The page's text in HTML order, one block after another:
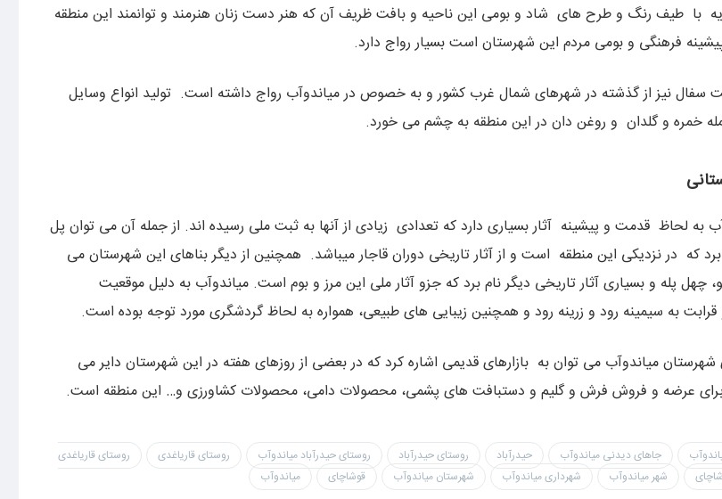
با طیف رنگ و طرح های شاد و بومی این ناحیه و بافت ظریف آن که هنر دست زنان هنرمند و توانمند این منطقه
فرهنگی و بومی مردم این شهرستان است بسیار رواج دارد.
نیز از گذشته در شهرهای شمال غرب کشور و به خصوص در میاندوآب رواج داشته است. تولید انواع وسایل
خمره و گلدان و روغن دان در این منطقه به چشم می خورد.
به لحاظ قدمت و پیشینه آثار بسیاری دارد که تعدادی زیادی از آنها به ثبت ملی رسیده اند. از جمله آن می توان پل
برد که در نزدیکی این منطقه است و از آثار تاریخی دوران قاجار میباشد. همچنین از دیگر بناهای این شهرستان می
چهل پله و بسیاری آثار تاریخی دیگر نام برد که جزو آثار ملی این مرز و بوم است. میاندوآب به دلیل موقعیت
قرابت به سیمینه رود و زرینه رود و همچنین زیبایی های طبیعی، همواره به لحاظ گردشگری مورد توجه بوده است.
شهرستان میاندوآب می توان به بازارهای قدیمی اشاره کرد که در بعضی از روزهای هفته در این شهرستان دایر می
عرضه و فروش فرش و گلیم و دستبافت های پشمی، محصولات دامی، محصولات کشاورزی و… این منطقه است.
جاهای دیدنی میاندوآب حیدرآباد روستای حیدرآباد روستای حیدرآباد میاندوآب روستای قاریاغدی
روستای قاریاغدی
شهر میاندوآب شهرداری میاندوآب شهرستان میاندوآب قوشاچای میاندوآب